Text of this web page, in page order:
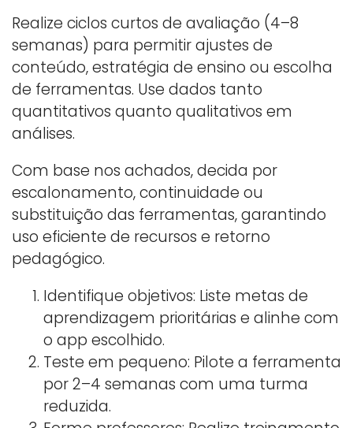
Realize ciclos curtos de avaliação (4–8
semanas) para permitir ajustes de
conteúdo, estratégia de ensino ou escolha
de ferramentas. Use dados tanto
quantitativos quanto qualitativos em
análises.
Com base nos achados, decida por
escalonamento, continuidade ou
substituição das ferramentas, garantindo
uso eficiente de recursos e retorno
pedagógico.
Identifique objetivos: Liste metas de
aprendizagem prioritárias e alinhe com
o app escolhido.
Teste em pequeno: Pilote a ferramenta
por 2–4 semanas com uma turma
reduzida.